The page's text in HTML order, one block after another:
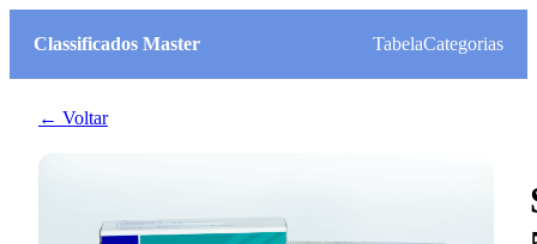
Classificados Master TabelaCategorias
← Voltar